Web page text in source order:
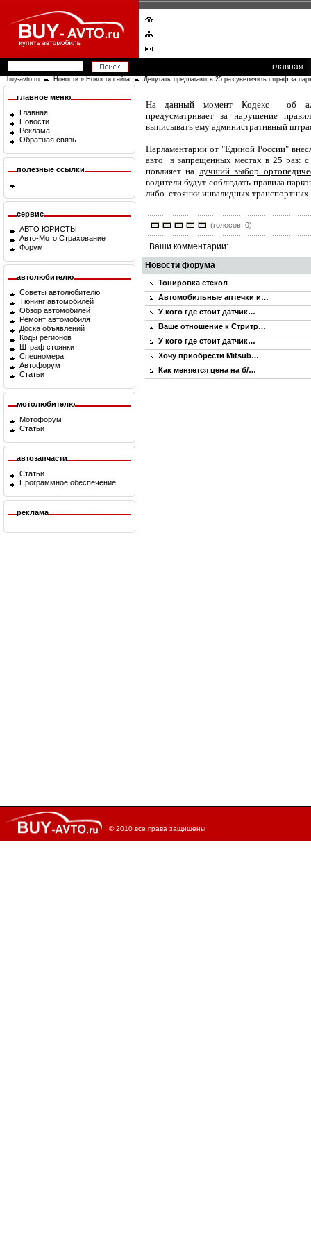
главная
buy-avto.ru Новости » Новости сайта Депутаты предлагают в 25 раз увеличить штраф за
главное меню
Главная
Новости
Реклама
Обратная связь
полезные ссылки
сервис
АВТО ЮРИСТЫ
Авто-Мото Страхование
Форум
автолюбителю
Советы автолюбителю
Тюнинг автомобилей
Обзор автомобилей
Ремонт автомобиля
Доска объявлений
Коды регионов
Штраф стоянки
Спецномера
Автофорум
Статьи
мотолюбителю
Мотофорум
Статьи
автозапчасти
Статьи
Программное обеспечение
реклама
На данный момент Кодекс об
предусматривает за нарушение
выписывать ему административный
Парламентарии от "Единой России"
авто в запрещенных местах в 25 раз:
повлияет на лучший выбор
водители будут соблюдать правила
либо стоянки инвалидных транспортных
(голосов: 0)
Ваши комментарии:
Новости форума
Тонировка стёкол
Автомобильные аптечки и…
У кого где стоит датчик…
Ваше отношение к Стритр…
У кого где стоит датчик…
Хочу приобрести Mitsub…
Как меняется цена на б/…
© 2010 все права защищены